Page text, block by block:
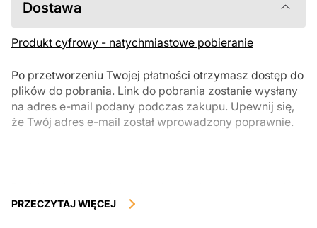
Dostawa
Produkt cyfrowy - natychmiastowe pobieranie
Po przetworzeniu Twojej płatności otrzymasz dostęp do
plików do pobrania. Link do pobrania zostanie wysłany
na adres e-mail podany podczas zakupu. Upewnij się,
że Twój adres e-mail został wprowadzony poprawnie.
podlegają zwrotowi ani wymianie po ich pobraniu. Zalecamy
PRZECZYTAJ WIĘCEJ